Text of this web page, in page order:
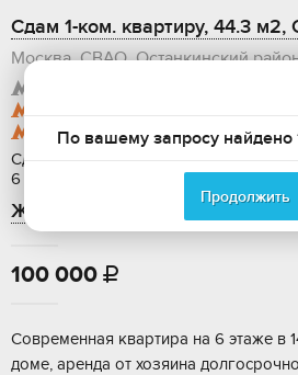
Сдам 1-ком. квартиру, 44.3 м2,
Москва, СВАО, Останкинский
метро Свиблово1860 м
Сдается: на длительный срок,
6 / 14, Ремонт: дизайнерский
ЖК Грин Парк
100 000 
Современная квартира на 6 этаже в
доме, аренда от хозяина
По вашему запросу найдено
Продолжить